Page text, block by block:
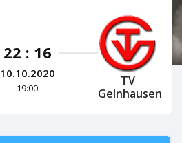
22 : 16
10.10.2020
19:00
TV
Gelnhausen